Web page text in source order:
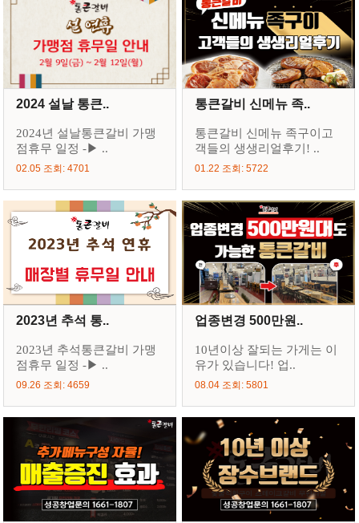
2024 설날 통큰..
2024년 설날통큰갈비 가맹
점휴무 일정 -▶ ..
02.05 조회: 4701
통큰갈비 신메뉴 족..
통큰갈비 신메뉴 족구이고
객들의 생생리얼후기! ..
01.22 조회: 5722
2023년 추석 통..
2023년 추석통큰갈비 가맹
점휴무 일정 -▶ ..
09.26 조회: 4659
업종변경 500만원..
10년이상 잘되는 가게는 이
유가 있습니다! 업..
08.04 조회: 5801